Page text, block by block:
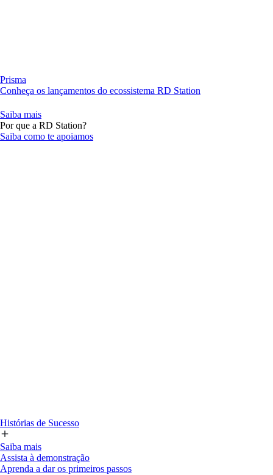
Prisma
Conheça os lançamentos do ecossistema RD Station
Saiba mais
Por que a RD Station?
Saiba como te apoiamos
Histórias de Sucesso
Saiba mais
Assista à demonstração
Aprenda a dar os primeiros passos